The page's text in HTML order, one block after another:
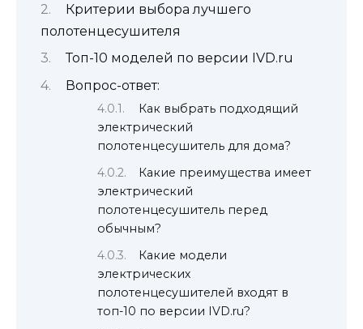
Критерии выбора лучшего
полотенцесушителя
Топ-10 моделей по версии IVD.ru
Вопрос-ответ:
Как выбрать подходящий
электрический
полотенцесушитель для дома?
Какие преимущества имеет
электрический
полотенцесушитель перед
обычным?
Какие модели
электрических
полотенцесушителей входят в
топ-10 по версии IVD.ru?